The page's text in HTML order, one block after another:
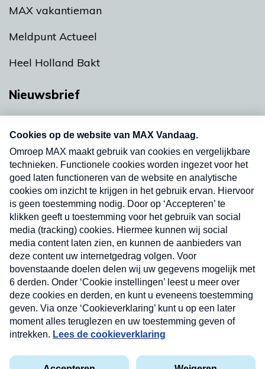
MAX vakantieman
Meldpunt Actueel
Heel Holland Bakt
Nieuwsbrief
nieuwsbrief. Elke vrijdag- en dinsdagochtend in
uw mailbox.
Verzend
Privacyverklaring
Cookieverklaring
Nieuwsbrief
Neem hier een gratis abonnement op onze
nieuwsbrief. Elke vrijdag- en dinsdagochtend in uw